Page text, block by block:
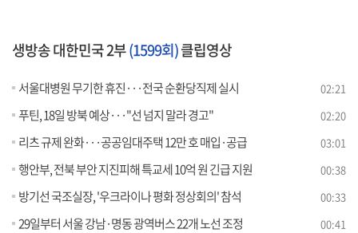
생방송 대한민국 2부(1599회)클립영상
서울대병원 무기한 휴진···전국 순환당직제 실시 02:21
푸틴, 18일 방북 예상···"선 넘지 말라 경고" 02:20
리츠 규제 완화···공공임대주택 12만 호 매입·공급 03:01
행안부, 전북 부안 지진피해 특교세 10억 원 긴급 지원 00:38
방기선 국조실장, '우크라이나 평화 정상회의' 참석 00:33
29일부터 서울 강남·명동 광역버스 22개 노선 조정 00:41